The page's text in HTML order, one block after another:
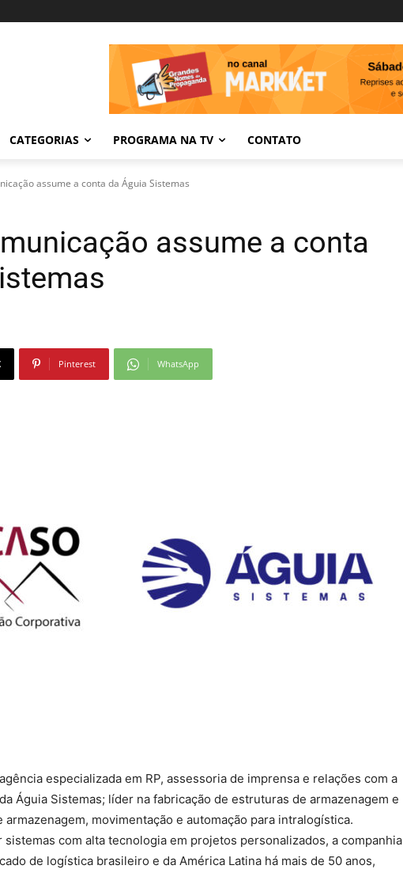
CATEGORIAS PROGRAMA NA TV CONTATO
assume a conta da Águia Sistemas
assume a conta
Pinterest WhatsApp
especializada em RP, assessoria de imprensa e relações com a
Águia Sistemas; líder na fabricação de estruturas de armazenagem e
movimentação e automação para intralogística.
com alta tecnologia em projetos personalizados, a companhia
de logística brasileiro e da América Latina há mais de 50 anos,